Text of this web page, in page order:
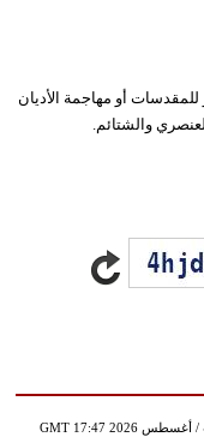
أو مهاجمة الأديان
والشتائم.